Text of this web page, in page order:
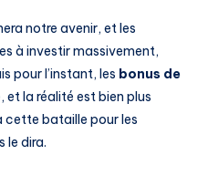
notre avenir, et les
à investir massivement,
pour l’instant, les bonus de
et la réalité est bien plus
cette bataille pour les
le dira.